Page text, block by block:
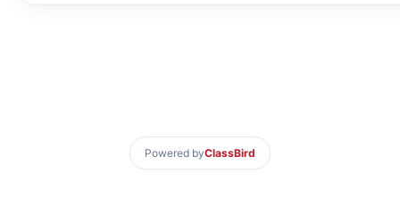
Powered byClassBird